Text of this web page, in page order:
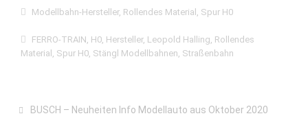
Modellbahn-Hersteller, Rollendes Material , Spur H0
FERRO-TRAIN, H0, Hersteller, Leopold Halling, Rollendes
Material , Spur H0, Stängl Modellbahnen, Straßenbahn
BUSCH – Neuheiten Info Modellauto aus Oktober 2020